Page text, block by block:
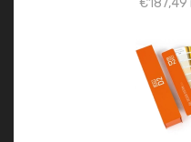
€187,49